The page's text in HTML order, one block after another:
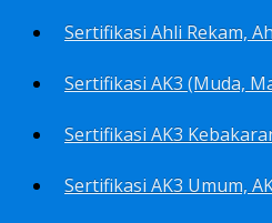
Sertifikasi Ahli Rekam,
Sertifikasi AK3 (Muda,
Sertifikasi AK3